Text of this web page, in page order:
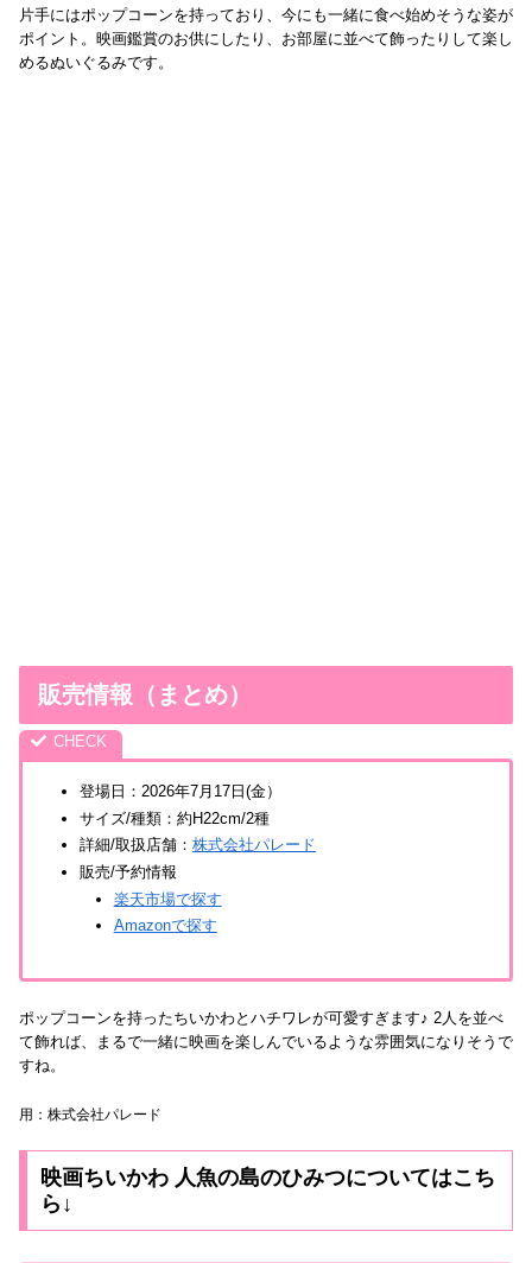
片手にはポップコーンを持っており、今にも一緒に食べ始めそうな姿が
ポイント。映画鑑賞のお供にしたり、お部屋に並べて飾ったりして楽し
めるぬいぐるみです。
販売情報（まとめ）
登場日：2026年7月17日(金）
サイズ/種類：約H22cm/2種
詳細/取扱店舗：株式会社パレード
販売/予約情報
楽天市場で探す
Amazonで探す
ポップコーンを持ったちいかわとハチワレが可愛すぎます♪ 2人を並べ
て飾れば、まるで一緒に映画を楽しんでいるような雰囲気になりそうで
すね。
用：株式会社パレード
映画ちいかわ 人魚の島のひみつについてはこち
ら↓